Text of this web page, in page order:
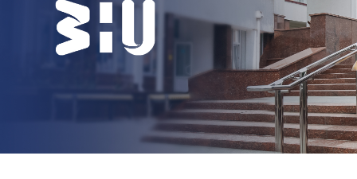
БІБЛІОТЕКА
НОВИНИ